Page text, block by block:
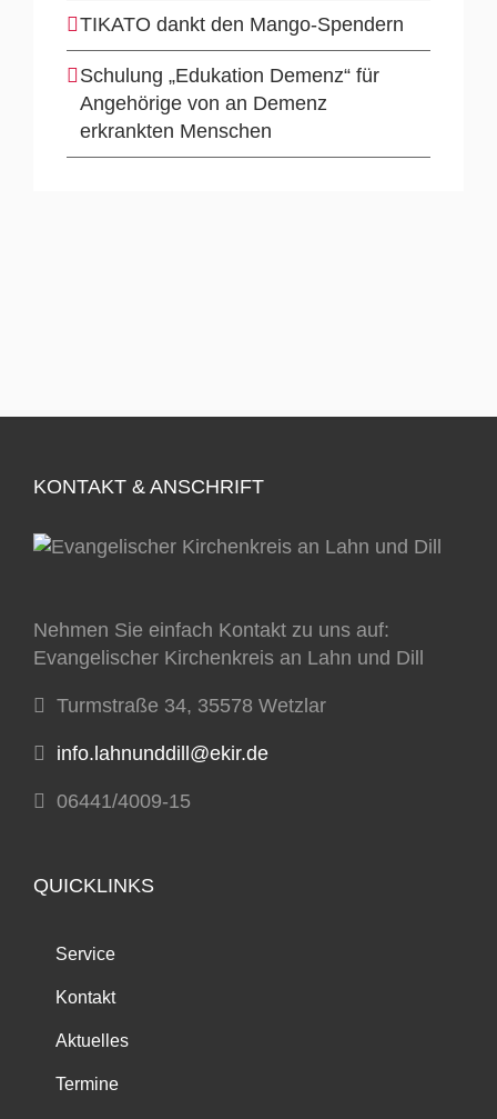
TIKATO dankt den Mango-Spendern
Schulung „Edukation Demenz“ für
Angehörige von an Demenz
erkrankten Menschen
KONTAKT & ANSCHRIFT
Nehmen Sie einfach Kontakt zu uns auf:
Evangelischer Kirchenkreis an Lahn und Dill
Turmstraße 34, 35578 Wetzlar
info.lahnunddill@ekir.de
06441/4009-15
QUICKLINKS
Service
Kontakt
Aktuelles
Termine